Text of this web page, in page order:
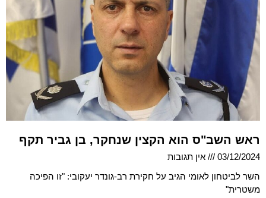
ראש השב"ס הוא הקצין שנחקר, בן גביר תקף
03/12/2024
אין תגובות
השר לביטחון לאומי הגיב על חקירת רב-גונדר יעקובי: "זו הפיכה
משטרית"